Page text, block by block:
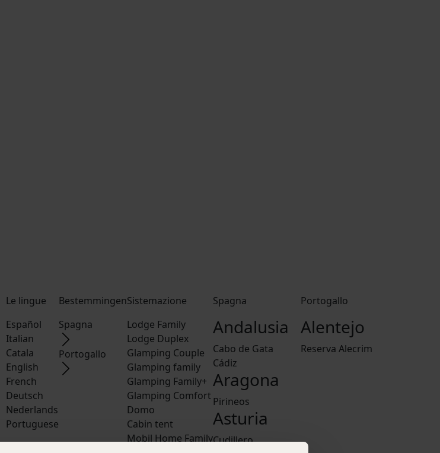
Le lingue
Español
Italian
Catala
English
French
Deutsch
Nederlands
Portuguese
Bestemmingen
Spagna
Portogallo
Sistemazione
Lodge Family
Lodge Duplex
Glamping Couple
Glamping family
Glamping Family+
Glamping Comfort
Domo
Cabin tent
Mobil Home Family
Spagna
Andalusia
Cabo de Gata
Cádiz
Aragona
Pirineos
Asturia
Cudillero
Portogallo
Alentejo
Reserva Alecrim